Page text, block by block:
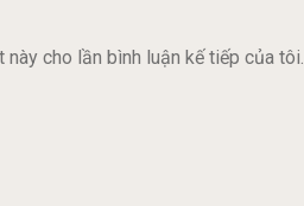
cho lần bình luận kế tiếp của tôi.